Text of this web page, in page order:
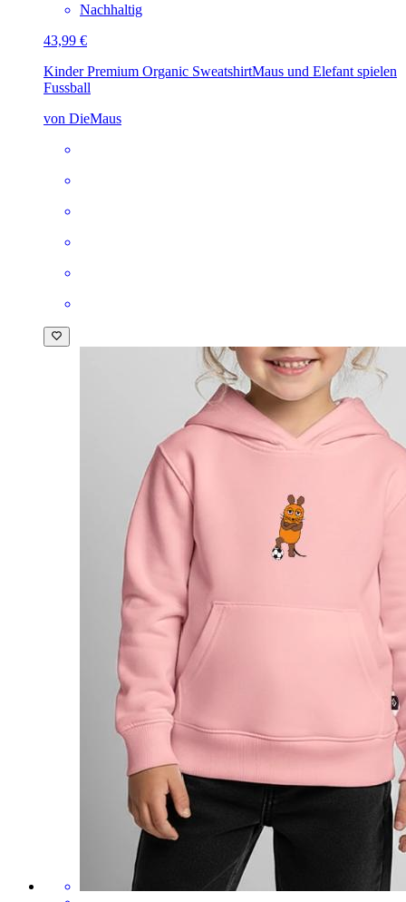
Nachhaltig
43,99 €
Kinder Premium Organic SweatshirtMaus und Elefant spielen
Fussball
von DieMaus